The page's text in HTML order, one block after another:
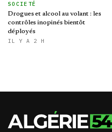
SOCIETÉ
Drogues et alcool au volant : les
contrôles inopinés bientôt
déployés
IL Y A 2 H